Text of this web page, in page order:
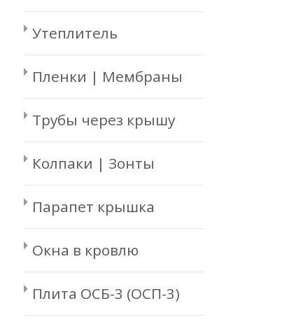
Утеплитель
Пленки | Мембраны
Трубы через крышу
Колпаки | Зонты
Парапет крышка
Окна в кровлю
Плита ОСБ-3 (ОСП-3)